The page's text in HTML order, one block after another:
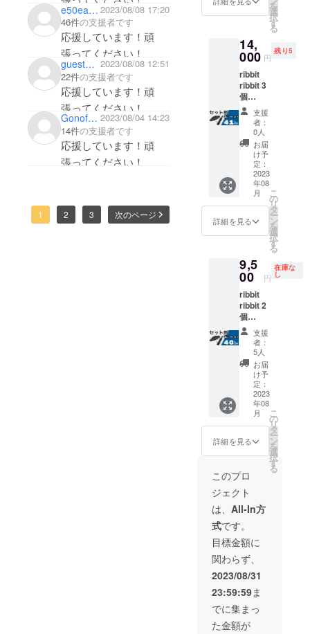
e50ea24646c4 2023/08/08 17:20
46件の支援者です
応援しています！頑
張ってください！
gueste9b9b52ea254 2023/08/08 12:51
22件の支援者です
応援しています！頑
張ってください！
Gonofukai 2023/08/04 14:23
14件の支援者です
応援しています！頑
張ってください！
1 2 3 次のページ
強度のグラ
バー骨を利
用し、毎日
の運搬で気
にならない
重さに仕上
げました。
加えて、収
納用の袋に
もこだわり
ました。通
常の袋では
なくファス
ナータイプ
採用。吸水
性が高く使
いやすい収
納袋に仕立
て、ますま
す持ち運び
やすい傘に
なったと自
負していま
す。
【内
ribbit ×
1 ■専用
ケース
× 1 ※製
造状況
により
出荷時
期が遅
れる場
合、早
急にご
連絡致
しま
す。
を
選
択
す
る
14,
000 円
残り5
ribbit
ribbit 3
個
【セッ
ト割
41％OF
F】5名
限定 定
23,640
円 →
14,000
円
（税・
送料
容】
■ribbit
ribbit ×
3 ■専用
ケース
× 3 ※製
造状況
により
出荷時
期が遅
れる場
合、早
急にご
連絡致
しま
す。
支援
者：
0人
お届
け予
定：
2023
年08
月
詳細を見る
こ
の
リ
タ
ー
ン
を
選
択
す
る
9,5
00 円
在庫な
し
ribbit
ribbit 2
個
【セッ
ト割
40％OF
F】5名
限定 定
15,760
円 →
9,500円
（税・
送料
込）
容】
■ribbit
ribbit ×
2 ■専用
ケース
× 2 ※製
造状況
により
出荷時
期が遅
れる場
合、早
急にご
連絡致
します
支援
者：
5人
お届
け予
定：
2023
年08
月
詳細を見る
こ
の
リ
タ
ー
ン
を
選
択
す
る
このプロ
ジェクト
は、 All-In方
式です。
目標金額に
関わらず、
2023/08/31
23:59:59ま
でに集まっ
た金額が